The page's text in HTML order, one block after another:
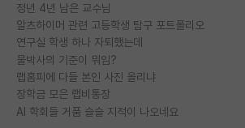
정년 4년 남은 교수님
알츠하이머 관련 고등학생 탐구 포트폴리오
연구실 학생 하나 자퇴했는데
물박사의 기준이 뭐임?
랩홈피에 다들 본인 사진 올리냐
장학금 모은 랩비통장
AI 학회들 거품 슬슬 지적이 나오네요